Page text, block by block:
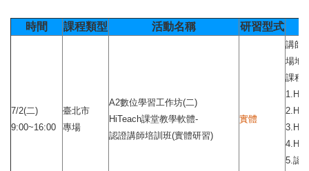
時間 課程類型 活動名稱 研習型式
7/2(二)
9:00~16:00
臺北市
專場
A2數位學習工作坊(二)
HiTeach課堂教學軟體-
認證講師培訓班(實體研習)
實體
講師
場地
課程
5.認